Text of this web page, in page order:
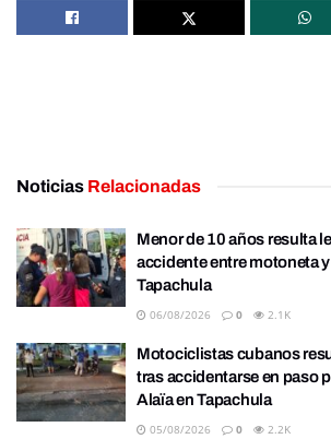
Noticias Relacionadas
Menor de 10 años resulta
accidente entre motoneta
Tapachula
06/08/2026 0 2.1K
Motociclistas cubanos
tras accidentarse en paso
Alaïa en Tapachula
05/08/2026 0 2.2K